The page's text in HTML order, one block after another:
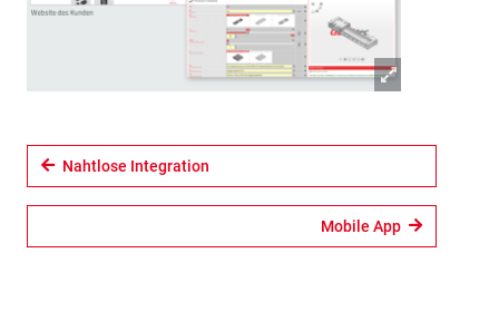
Nahtlose Integration
Mobile App